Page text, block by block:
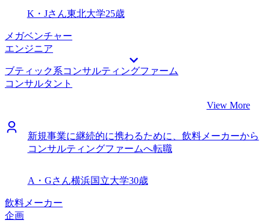
K・Jさん東北大学25歳
メガベンチャー
エンジニア
ブティック系コンサルティングファーム
コンサルタント
View More
新規事業に継続的に携わるために、飲料メーカーから
コンサルティングファームへ転職
A・Gさん横浜国立大学30歳
飲料メーカー
企画